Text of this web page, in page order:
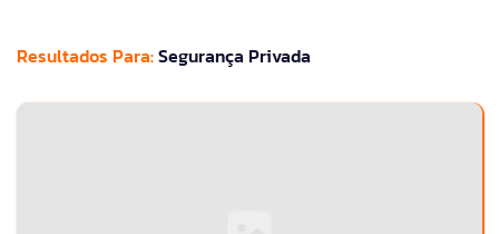
Resultados Para:Segurança Privada